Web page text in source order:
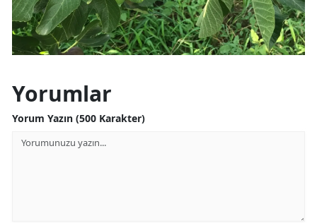
Yorumlar
Yorum Yazın (500 Karakter)